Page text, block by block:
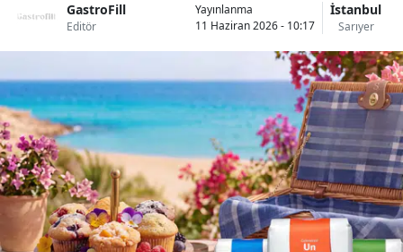
GastroFill
Editör
Yayınlanma
11 Haziran 2026 - 10:17
İstanbul
Sarıyer